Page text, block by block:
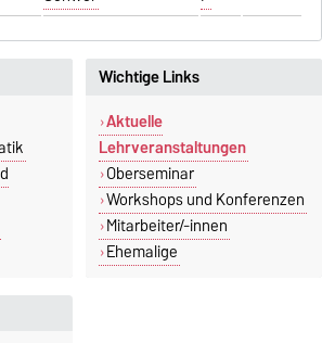
Wichtige Links
Aktuelle
Lehrveranstaltungen
Oberseminar
Workshops und Konferenzen
Mitarbeiter/-innen
Ehemalige